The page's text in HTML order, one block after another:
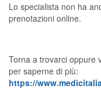
Planner e
Lo specialista non ha
prenotazioni online.
Torna a trovarci oppure
per saperne di più:
https://